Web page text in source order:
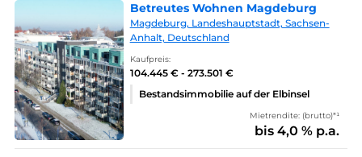
Betreutes Wohnen Magdeburg
Magdeburg, Landeshauptstadt, Sachsen-
Anhalt, Deutschland
Kaufpreis:
104.445 € - 273.501 €
Bestandsimmobilie auf der Elbinsel
Mietrendite: (brutto)*¹
bis 4,0 % p.a.